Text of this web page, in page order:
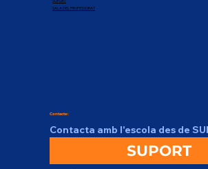
Lleure de Catalunya i
el lleure infantil i juvenil.
SALA DEL PROFESSORAT
Contacte:
Contacta amb l'escola des de
SUPORT